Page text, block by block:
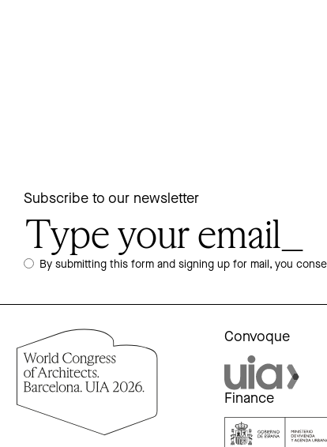
Subscribe to our newsletter
By submitting this form and signing up for mail, you
Convoque
Finance